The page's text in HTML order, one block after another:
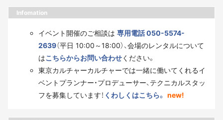
Infomation
イベント開催のご相談は 専用電話 050-5574-
2639（平日 10:00～18:00）、会場のレンタルについて
はこちらからお問い合わせください。
東京カルチャーカルチャーでは一緒に働いてくれるイ
ベントプランナー・プロデューサー、テクニカルスタッ
フを募集しています！ くわしくはこちら。 new!